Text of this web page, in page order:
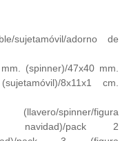
sujetamóvil/adorno de
(spinner)/47x40 mm.
8x11x1 cm.
figura
de navidad)/pack 2